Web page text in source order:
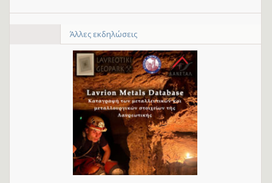
Άλλες εκδηλώσεις